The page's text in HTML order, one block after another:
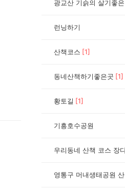
광교산 기슭의 살기좋
런닝하기
산책코스 [1]
동네산책하기좋은곳 [1]
황토길 [1]
기흥호수공원
우리동네 산책 코스 장
영통구 머내생태공원